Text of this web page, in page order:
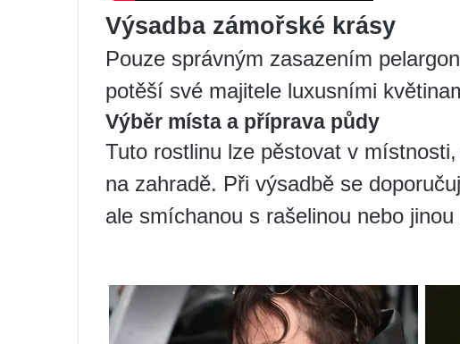
Výsadba zámořské krásy
Pouze správným zasazením
potěší své majitele luxusními
Výběr místa a příprava půdy
Tuto rostlinu lze pěstovat v
na zahradě. Při výsadbě se
ale smíchanou s rašelinou nebo